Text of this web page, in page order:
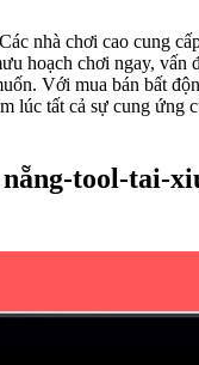
nhà chơi cao cung
hoạch chơi ngay, vấn
Với mua bán bất
lúc tất cả sự cung ứng
nẵng-tool-tai-